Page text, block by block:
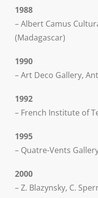
1988
– Albert Camus
(Madagascar)
1990
– Art Deco Gallery,
1992
– French Institute of
1995
– Quatre-Vents
2000
– Z. Blazynsky, C.